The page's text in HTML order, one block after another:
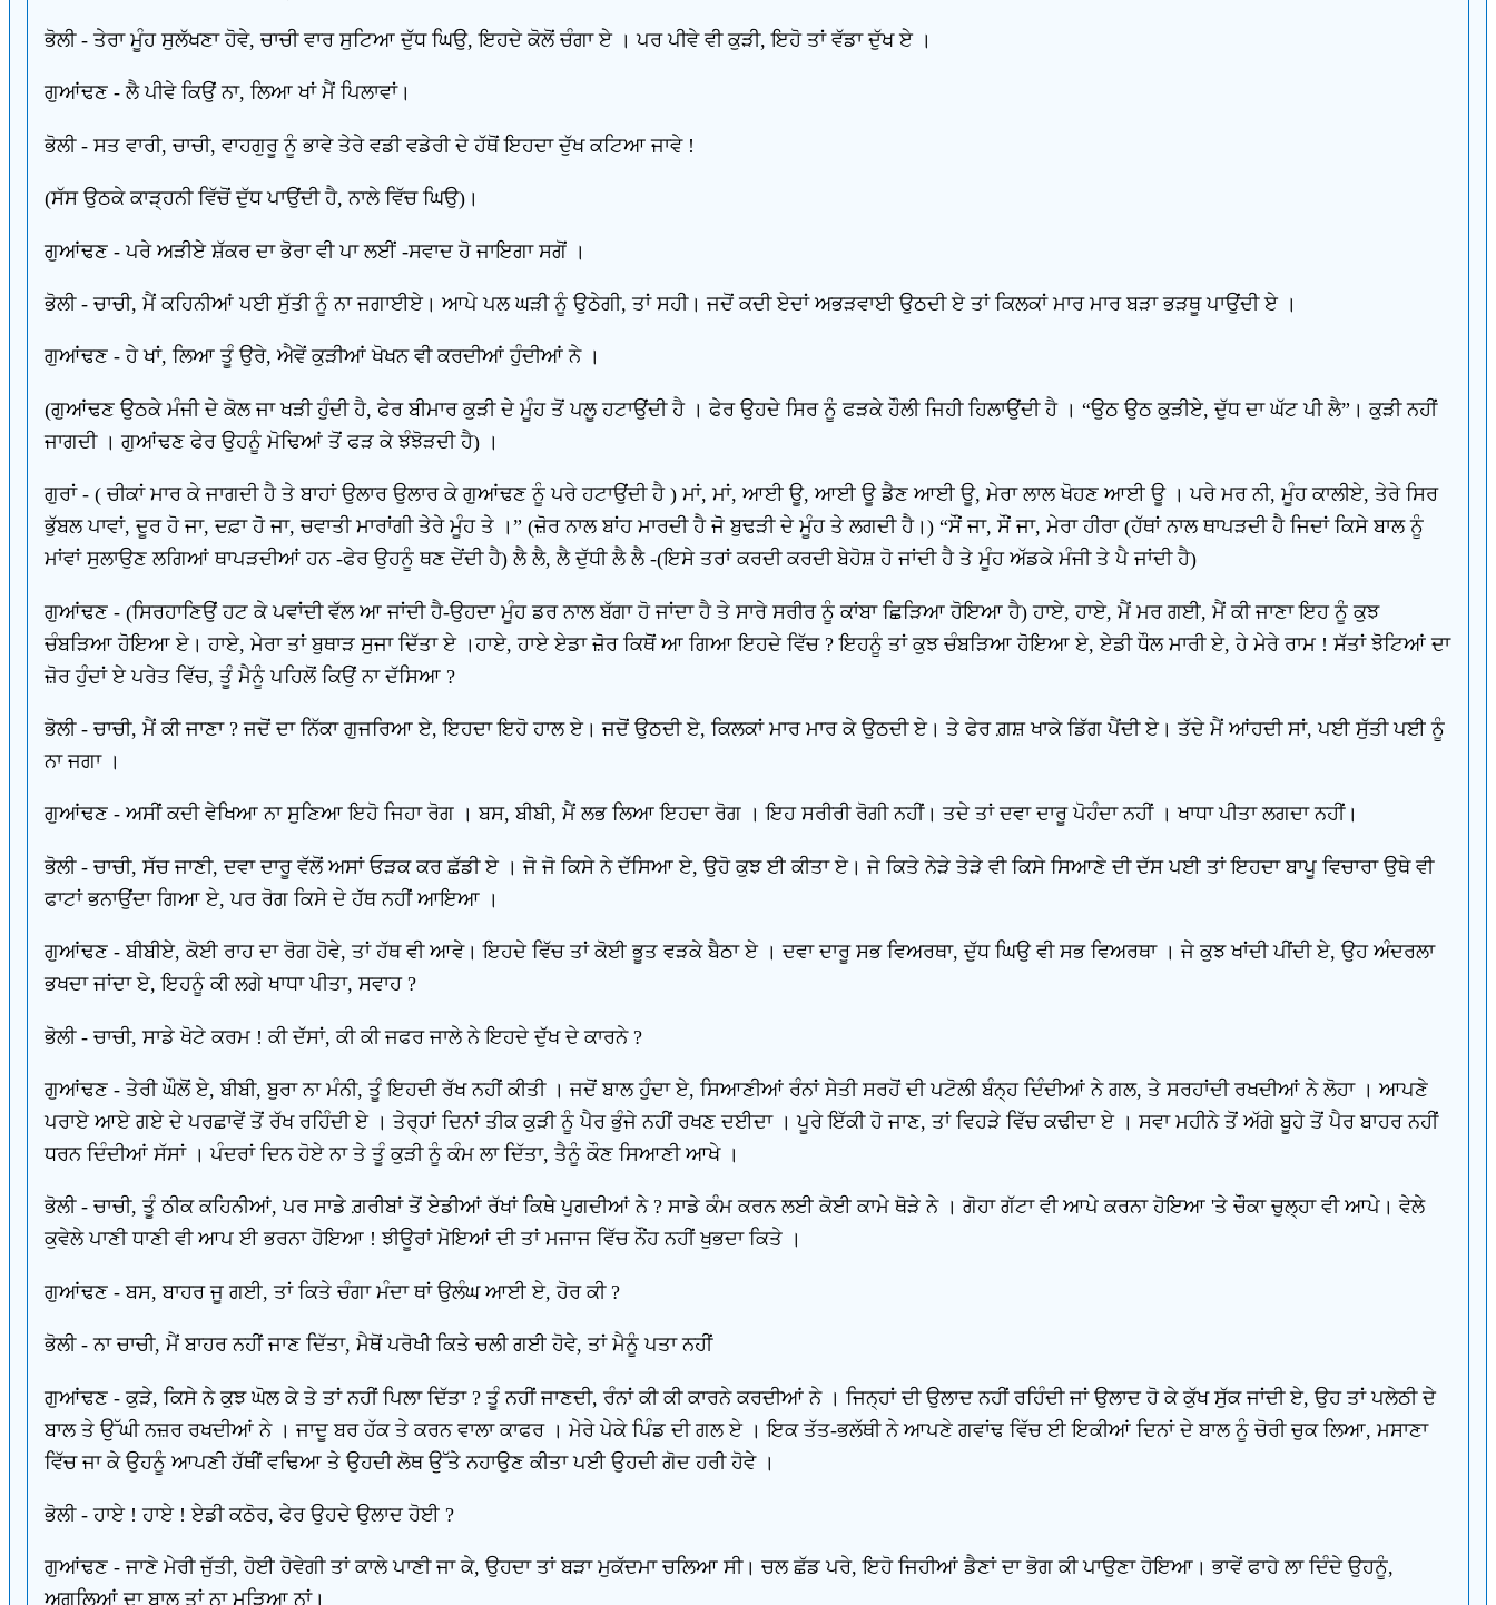
ਭੋਲੀ - ਤੇਰਾ ਮੂੰਹ ਸੁਲੱਖਣਾ ਹੋਵੇ, ਚਾਚੀ ਵਾਰ ਸੁਟਿਆ ਦੁੱਧ ਘਿਉ, ਇਹਦੇ ਕੋਲੋਂ ਚੰਗਾ ਏ । ਪਰ ਪੀਵੇ ਵੀ ਕੁੜੀ, ਇਹੋ ਤਾਂ ਵੱਡਾ ਦੁੱਖ ਏ ।
ਗੁਆਂਢਣ - ਲੈ ਪੀਵੇ ਕਿਉਂ ਨਾ, ਲਿਆ ਖਾਂ ਮੈਂ ਪਿਲਾਵਾਂ।
ਭੋਲੀ - ਸਤ ਵਾਰੀ, ਚਾਚੀ, ਵਾਹਗੁਰੂ ਨੂੰ ਭਾਵੇ ਤੇਰੇ ਵਡੀ ਵਡੇਰੀ ਦੇ ਹੱਥੋਂ ਇਹਦਾ ਦੁੱਖ ਕਟਿਆ ਜਾਵੇ !
(ਸੱਸ ਉਠਕੇ ਕਾੜ੍ਹਨੀ ਵਿੱਚੋਂ ਦੁੱਧ ਪਾਉਂਦੀ ਹੈ, ਨਾਲੇ ਵਿੱਚ ਘਿਉ)।
ਗੁਆਂਢਣ - ਪਰੇ ਅੜੀਏ ਸ਼ੱਕਰ ਦਾ ਭੋਰਾ ਵੀ ਪਾ ਲਈਂ -ਸਵਾਦ ਹੋ ਜਾਇਗਾ ਸਗੋਂ ।
ਭੋਲੀ - ਚਾਚੀ, ਮੈਂ ਕਹਿਨੀਆਂ ਪਈ ਸੁੱਤੀ ਨੂੰ ਨਾ ਜਗਾਈਏ। ਆਪੇ ਪਲ ਘੜੀ ਨੂੰ ਉਠੇਗੀ, ਤਾਂ ਸਹੀ। ਜਦੋਂ ਕਦੀ ਏਦਾਂ ਅਭੜਵਾਈ ਉਠਦੀ ਏ ਤਾਂ ਕਿਲਕਾਂ ਮਾਰ ਮਾਰ ਬੜਾ ਭੜਥੂ ਪਾਉਂਦੀ ਏ ।
ਗੁਆਂਢਣ - ਹੇ ਖਾਂ, ਲਿਆ ਤੂੰ ਉਰੇ, ਐਵੇਂ ਕੁੜੀਆਂ ਖੋਖਨ ਵੀ ਕਰਦੀਆਂ ਹੁੰਦੀਆਂ ਨੇ ।
(ਗੁਆਂਢਣ ਉਠਕੇ ਮੰਜੀ ਦੇ ਕੋਲ ਜਾ ਖੜੀ ਹੁੰਦੀ ਹੈ, ਫੇਰ ਬੀਮਾਰ ਕੁੜੀ ਦੇ ਮੂੰਹ ਤੋਂ ਪਲੂ ਹਟਾਉਂਦੀ ਹੈ । ਫੇਰ ਉਹਦੇ ਸਿਰ ਨੂੰ ਫੜਕੇ ਹੌਲੀ ਜਿਹੀ ਹਿਲਾਉਂਦੀ ਹੈ । “ਉਠ ਉਠ ਕੁੜੀਏ, ਦੁੱਧ ਦਾ ਘੱਟ ਪੀ ਲੈ”। ਕੁੜੀ ਨਹੀਂ
ਜਾਗਦੀ । ਗੁਆਂਢਣ ਫੇਰ ਉਹਨੂੰ ਮੋਢਿਆਂ ਤੋਂ ਫੜ ਕੇ ਝੰਝੋੜਦੀ ਹੈ) ।
ਗੁਰਾਂ - ( ਚੀਕਾਂ ਮਾਰ ਕੇ ਜਾਗਦੀ ਹੈ ਤੇ ਬਾਹਾਂ ਉਲਾਰ ਉਲਾਰ ਕੇ ਗੁਆਂਢਣ ਨੂੰ ਪਰੇ ਹਟਾਉਂਦੀ ਹੈ ) ਮਾਂ, ਮਾਂ, ਆਈ ਊ, ਆਈ ਊ ਡੈਣ ਆਈ ਊ, ਮੇਰਾ ਲਾਲ ਖੋਹਣ ਆਈ ਊ । ਪਰੇ ਮਰ ਨੀ, ਮੂੰਹ ਕਾਲੀਏ, ਤੇਰੇ ਸਿਰ
ਭੁੱਬਲ ਪਾਵਾਂ, ਦੂਰ ਹੋ ਜਾ, ਦਫ਼ਾ ਹੋ ਜਾ, ਚਵਾਤੀ ਮਾਰਾਂਗੀ ਤੇਰੇ ਮੂੰਹ ਤੇ ।” (ਜ਼ੋਰ ਨਾਲ ਬਾਂਹ ਮਾਰਦੀ ਹੈ ਜੋ ਬੁਢੜੀ ਦੇ ਮੂੰਹ ਤੇ ਲਗਦੀ ਹੈ।) “ਸੌਂ ਜਾ, ਸੌਂ ਜਾ, ਮੇਰਾ ਹੀਰਾ (ਹੱਥਾਂ ਨਾਲ ਥਾਪੜਦੀ ਹੈ ਜਿਦਾਂ ਕਿਸੇ ਬਾਲ ਨੂੰ
ਮਾਂਵਾਂ ਸੁਲਾਉਣ ਲਗਿਆਂ ਥਾਪੜਦੀਆਂ ਹਨ -ਫੇਰ ਉਹਨੂੰ ਥਣ ਦੇਂਦੀ ਹੈ) ਲੈ ਲੈ, ਲੈ ਦੁੱਧੀ ਲੈ ਲੈ -(ਇਸੇ ਤਰਾਂ ਕਰਦੀ ਕਰਦੀ ਬੇਹੋਸ਼ ਹੋ ਜਾਂਦੀ ਹੈ ਤੇ ਮੂੰਹ ਅੱਡਕੇ ਮੰਜੀ ਤੇ ਪੈ ਜਾਂਦੀ ਹੈ)
ਗੁਆਂਢਣ - (ਸਿਰਹਾਣਿਉਂ ਹਟ ਕੇ ਪਵਾਂਦੀ ਵੱਲ ਆ ਜਾਂਦੀ ਹੈ-ਉਹਦਾ ਮੂੰਹ ਡਰ ਨਾਲ ਬੱਗਾ ਹੋ ਜਾਂਦਾ ਹੈ ਤੇ ਸਾਰੇ ਸਰੀਰ ਨੂੰ ਕਾਂਬਾ ਛਿੜਿਆ ਹੋਇਆ ਹੈ) ਹਾਏ, ਹਾਏ, ਮੈਂ ਮਰ ਗਈ, ਮੈਂ ਕੀ ਜਾਣਾ ਇਹ ਨੂੰ ਕੁਝ
ਚੰਬੜਿਆ ਹੋਇਆ ਏ। ਹਾਏ, ਮੇਰਾ ਤਾਂ ਬੁਥਾੜ ਸੁਜਾ ਦਿੱਤਾ ਏ ।ਹਾਏ, ਹਾਏ ਏਡਾ ਜ਼ੋਰ ਕਿਥੋਂ ਆ ਗਿਆ ਇਹਦੇ ਵਿੱਚ ? ਇਹਨੂੰ ਤਾਂ ਕੁਝ ਚੰਬੜਿਆ ਹੋਇਆ ਏ, ਏਡੀ ਧੌਲ ਮਾਰੀ ਏ, ਹੇ ਮੇਰੇ ਰਾਮ ! ਸੱਤਾਂ ਝੋਟਿਆਂ ਦਾ
ਜ਼ੋਰ ਹੁੰਦਾਂ ਏ ਪਰੇਤ ਵਿੱਚ, ਤੂੰ ਮੈਨੂੰ ਪਹਿਲੋਂ ਕਿਉਂ ਨਾ ਦੱਸਿਆ ?
ਭੋਲੀ - ਚਾਚੀ, ਮੈਂ ਕੀ ਜਾਣਾ ? ਜਦੋਂ ਦਾ ਨਿੱਕਾ ਗੁਜਰਿਆ ਏ, ਇਹਦਾ ਇਹੋ ਹਾਲ ਏ। ਜਦੋਂ ਉਠਦੀ ਏ, ਕਿਲਕਾਂ ਮਾਰ ਮਾਰ ਕੇ ਉਠਦੀ ਏ। ਤੇ ਫੇਰ ਗ਼ਸ਼ ਖਾਕੇ ਡਿੱਗ ਪੈਂਦੀ ਏ। ਤੱਦੇ ਮੈਂ ਆਂਹਦੀ ਸਾਂ, ਪਈ ਸੁੱਤੀ ਪਈ ਨੂੰ
ਨਾ ਜਗਾ ।
ਗੁਆਂਢਣ - ਅਸੀਂ ਕਦੀ ਵੇਖਿਆ ਨਾ ਸੁਣਿਆ ਇਹੋ ਜਿਹਾ ਰੋਗ । ਬਸ, ਬੀਬੀ, ਮੈਂ ਲਭ ਲਿਆ ਇਹਦਾ ਰੋਗ । ਇਹ ਸਰੀਰੀ ਰੋਗੀ ਨਹੀਂ। ਤਦੇ ਤਾਂ ਦਵਾ ਦਾਰੂ ਪੋਹੰਦਾ ਨਹੀਂ । ਖਾਧਾ ਪੀਤਾ ਲਗਦਾ ਨਹੀਂ।
ਭੋਲੀ - ਚਾਚੀ, ਸੱਚ ਜਾਣੀ, ਦਵਾ ਦਾਰੂ ਵੱਲੋਂ ਅਸਾਂ ਓੜਕ ਕਰ ਛੱਡੀ ਏ । ਜੋ ਜੋ ਕਿਸੇ ਨੇ ਦੱਸਿਆ ਏ, ਉਹੋ ਕੁਝ ਈ ਕੀਤਾ ਏ। ਜੇ ਕਿਤੇ ਨੇੜੇ ਤੇੜੇ ਵੀ ਕਿਸੇ ਸਿਆਣੇ ਦੀ ਦੱਸ ਪਈ ਤਾਂ ਇਹਦਾ ਬਾਪੂ ਵਿਚਾਰਾ ਉਥੇ ਵੀ
ਫਾਟਾਂ ਭਨਾਉਂਦਾ ਗਿਆ ਏ, ਪਰ ਰੋਗ ਕਿਸੇ ਦੇ ਹੱਥ ਨਹੀਂ ਆਇਆ ।
ਗੁਆਂਢਣ - ਬੀਬੀਏ, ਕੋਈ ਰਾਹ ਦਾ ਰੋਗ ਹੋਵੇ, ਤਾਂ ਹੱਥ ਵੀ ਆਵੇ। ਇਹਦੇ ਵਿੱਚ ਤਾਂ ਕੋਈ ਭੂਤ ਵੜਕੇ ਬੈਠਾ ਏ । ਦਵਾ ਦਾਰੂ ਸਭ ਵਿਅਰਥਾ, ਦੁੱਧ ਘਿਉ ਵੀ ਸਭ ਵਿਅਰਥਾ । ਜੇ ਕੁਝ ਖਾਂਦੀ ਪੀਂਦੀ ਏ, ਉਹ ਅੰਦਰਲਾ
ਭਖਦਾ ਜਾਂਦਾ ਏ, ਇਹਨੂੰ ਕੀ ਲਗੇ ਖਾਧਾ ਪੀਤਾ, ਸਵਾਹ ?
ਭੋਲੀ - ਚਾਚੀ, ਸਾਡੇ ਖੋਟੇ ਕਰਮ ! ਕੀ ਦੱਸਾਂ, ਕੀ ਕੀ ਜਫਰ ਜਾਲੇ ਨੇ ਇਹਦੇ ਦੁੱਖ ਦੇ ਕਾਰਨੇ ?
ਗੁਆਂਢਣ - ਤੇਰੀ ਘੌਲੋਂ ਏ, ਬੀਬੀ, ਬੁਰਾ ਨਾ ਮੰਨੀ, ਤੂੰ ਇਹਦੀ ਰੱਖ ਨਹੀਂ ਕੀਤੀ । ਜਦੋਂ ਬਾਲ ਹੁੰਦਾ ਏ, ਸਿਆਣੀਆਂ ਰੰਨਾਂ ਸੇਤੀ ਸਰਹੋਂ ਦੀ ਪਟੋਲੀ ਬੰਨ੍ਹ ਦਿੰਦੀਆਂ ਨੇ ਗਲ, ਤੇ ਸਰਹਾਂਦੀ ਰਖਦੀਆਂ ਨੇ ਲੋਹਾ । ਆਪਣੇ
ਪਰਾਏ ਆਏ ਗਏ ਦੇ ਪਰਛਾਵੇਂ ਤੋਂ ਰੱਖ ਰਹਿੰਦੀ ਏ । ਤੇਰ੍ਹਾਂ ਦਿਨਾਂ ਤੀਕ ਕੁੜੀ ਨੂੰ ਪੈਰ ਭੁੰਜੇ ਨਹੀਂ ਰਖਣ ਦਈਦਾ । ਪੂਰੇ ਇੱਕੀ ਹੋ ਜਾਣ, ਤਾਂ ਵਿਹੜੇ ਵਿੱਚ ਕਢੀਦਾ ਏ । ਸਵਾ ਮਹੀਨੇ ਤੋਂ ਅੱਗੇ ਬੂਹੇ ਤੋਂ ਪੈਰ ਬਾਹਰ ਨਹੀਂ
ਧਰਨ ਦਿੰਦੀਆਂ ਸੱਸਾਂ । ਪੰਦਰਾਂ ਦਿਨ ਹੋਏ ਨਾ ਤੇ ਤੂੰ ਕੁੜੀ ਨੂੰ ਕੰਮ ਲਾ ਦਿੱਤਾ, ਤੈਨੂੰ ਕੌਣ ਸਿਆਣੀ ਆਖੇ ।
ਭੋਲੀ - ਚਾਚੀ, ਤੂੰ ਠੀਕ ਕਹਿਨੀਆਂ, ਪਰ ਸਾਡੇ ਗ਼ਰੀਬਾਂ ਤੋਂ ਏਡੀਆਂ ਰੱਖਾਂ ਕਿਥੇ ਪੁਗਦੀਆਂ ਨੇ ? ਸਾਡੇ ਕੰਮ ਕਰਨ ਲਈ ਕੋਈ ਕਾਮੇ ਥੋੜੇ ਨੇ । ਗੋਹਾ ਗੱਟਾ ਵੀ ਆਪੇ ਕਰਨਾ ਹੋਇਆ 'ਤੇ ਚੌਕਾ ਚੁਲ੍ਹਾ ਵੀ ਆਪੇ। ਵੇਲੇ
ਕੁਵੇਲੇ ਪਾਣੀ ਧਾਣੀ ਵੀ ਆਪ ਈ ਭਰਨਾ ਹੋਇਆ ! ਝੀਊਰਾਂ ਮੋਇਆਂ ਦੀ ਤਾਂ ਮਜਾਜ ਵਿੱਚ ਨੌਂਹ ਨਹੀਂ ਖੁਭਦਾ ਕਿਤੇ ।
ਗੁਆਂਢਣ - ਬਸ, ਬਾਹਰ ਜੂ ਗਈ, ਤਾਂ ਕਿਤੇ ਚੰਗਾ ਮੰਦਾ ਥਾਂ ਉਲੰਘ ਆਈ ਏ, ਹੋਰ ਕੀ ?
ਭੋਲੀ - ਨਾ ਚਾਚੀ, ਮੈਂ ਬਾਹਰ ਨਹੀਂ ਜਾਣ ਦਿੱਤਾ, ਮੈਥੋਂ ਪਰੋਖੀ ਕਿਤੇ ਚਲੀ ਗਈ ਹੋਵੇ, ਤਾਂ ਮੈਨੂੰ ਪਤਾ ਨਹੀਂ
ਗੁਆਂਢਣ - ਕੁੜੇ, ਕਿਸੇ ਨੇ ਕੁਝ ਘੋਲ ਕੇ ਤੇ ਤਾਂ ਨਹੀਂ ਪਿਲਾ ਦਿੱਤਾ ? ਤੂੰ ਨਹੀਂ ਜਾਣਦੀ, ਰੰਨਾਂ ਕੀ ਕੀ ਕਾਰਨੇ ਕਰਦੀਆਂ ਨੇ । ਜਿਨ੍ਹਾਂ ਦੀ ਉਲਾਦ ਨਹੀਂ ਰਹਿੰਦੀ ਜਾਂ ਉਲਾਦ ਹੋ ਕੇ ਕੁੱਖ ਸੁੱਕ ਜਾਂਦੀ ਏ, ਉਹ ਤਾਂ ਪਲੇਠੀ ਦੇ
ਬਾਲ ਤੇ ਉੱਘੀ ਨਜ਼ਰ ਰਖਦੀਆਂ ਨੇ । ਜਾਦੂ ਬਰ ਹੱਕ ਤੇ ਕਰਨ ਵਾਲਾ ਕਾਫਰ । ਮੇਰੇ ਪੇਕੇ ਪਿੰਡ ਦੀ ਗਲ ਏ । ਇਕ ਤੱਤ-ਭਲੱਥੀ ਨੇ ਆਪਣੇ ਗਵਾਂਢ ਵਿੱਚ ਈ ਇਕੀਆਂ ਦਿਨਾਂ ਦੇ ਬਾਲ ਨੂੰ ਚੋਰੀ ਚੁਕ ਲਿਆ, ਮਸਾਣਾ
ਵਿੱਚ ਜਾ ਕੇ ਉਹਨੂੰ ਆਪਣੀ ਹੱਥੀਂ ਵਢਿਆ ਤੇ ਉਹਦੀ ਲੋਥ ਉੱਤੇ ਨਹਾਉਣ ਕੀਤਾ ਪਈ ਉਹਦੀ ਗੋਦ ਹਰੀ ਹੋਵੇ ।
ਭੋਲੀ - ਹਾਏ ! ਹਾਏ ! ਏਡੀ ਕਠੋਰ, ਫੇਰ ਉਹਦੇ ਉਲਾਦ ਹੋਈ ?
ਗੁਆਂਢਣ - ਜਾਣੇ ਮੇਰੀ ਜੁੱਤੀ, ਹੋਈ ਹੋਵੇਗੀ ਤਾਂ ਕਾਲੇ ਪਾਣੀ ਜਾ ਕੇ, ਉਹਦਾ ਤਾਂ ਬੜਾ ਮੁਕੱਦਮਾ ਚਲਿਆ ਸੀ। ਚਲ ਛੱਡ ਪਰੇ, ਇਹੋ ਜਿਹੀਆਂ ਡੈਣਾਂ ਦਾ ਭੋਗ ਕੀ ਪਾਉਣਾ ਹੋਇਆ। ਭਾਵੇਂ ਫਾਹੇ ਲਾ ਦਿੰਦੇ ਉਹਨੂੰ,
ਅਗਲਿਆਂ ਦਾ ਬਾਲ ਤਾਂ ਨਾ ਮੁੜਿਆ ਨਾਂ।